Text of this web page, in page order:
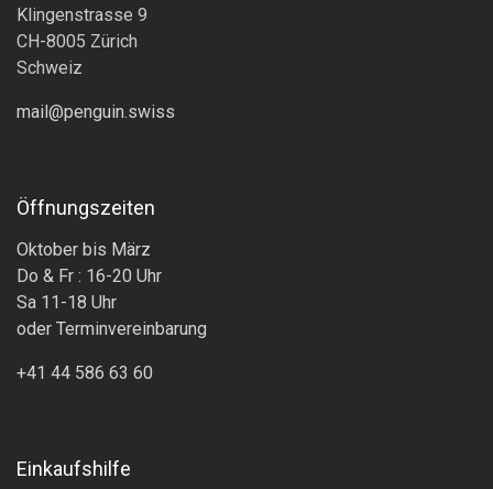
Klingenstrasse 9
CH-8005 Zürich
Schweiz
mail@penguin.swiss
Öffnungszeiten
Oktober bis März
Do & Fr : 16-20 Uhr
Sa 11-18 Uhr
oder Terminvereinbarung
+41 44 586 63 60
Einkaufshilfe